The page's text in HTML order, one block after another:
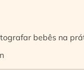
bebês na